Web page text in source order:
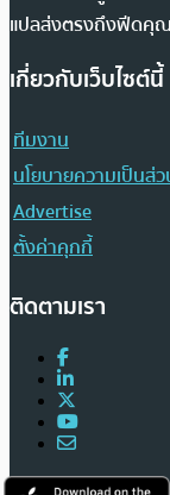
แปลส่งตรงถึงฟีดคุณ
เกี่ยวกับเว็บไซต์นี้
ทีมงาน
นโยบายความเป็นส่
Advertise
ตั้งค่าคุกกี้
ติดตามเรา